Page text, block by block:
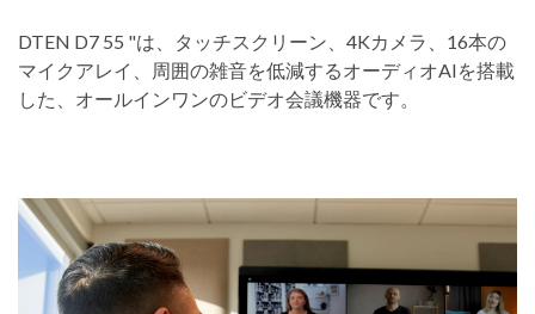
DTEN D7 55 "は、タッチスクリーン、4Kカメラ、16本の
マイクアレイ、周囲の雑音を低減するオーディオAIを搭載
した、オールインワンのビデオ会議機器です。